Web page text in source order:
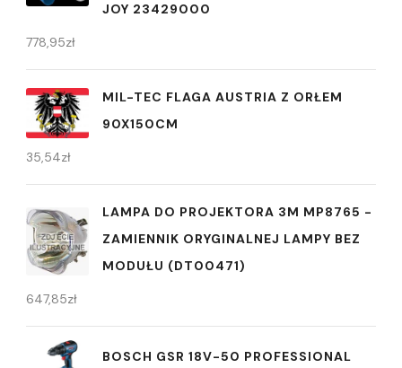
JOY 23429000
778,95zł
MIL-TEC FLAGA AUSTRIA Z ORŁEM
90X150CM
35,54zł
LAMPA DO PROJEKTORA 3M MP8765 -
ZAMIENNIK ORYGINALNEJ LAMPY BEZ
MODUŁU (DT00471)
647,85zł
BOSCH GSR 18V-50 PROFESSIONAL